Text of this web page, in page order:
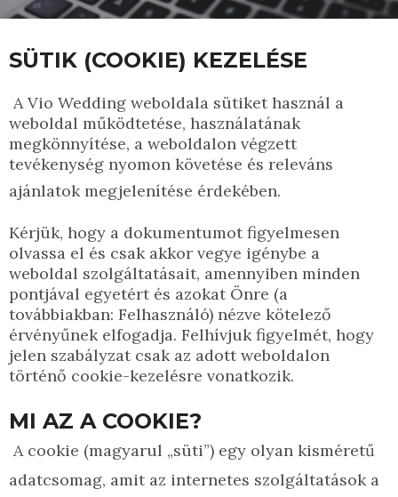
SÜTIK (COOKIE) KEZELÉSE
A Vio Wedding weboldala sütiket használ a
weboldal működtetése, használatának
megkönnyítése, a weboldalon végzett
tevékenység nyomon követése és releváns
ajánlatok megjelenítése érdekében.
Kérjük, hogy a dokumentumot figyelmesen
olvassa el és csak akkor vegye igénybe a
weboldal szolgáltatásait, amennyiben minden
pontjával egyetért és azokat Önre (a
továbbiakban: Felhasználó) nézve kötelező
érvényűnek elfogadja. Felhívjuk figyelmét, hogy
jelen szabályzat csak az adott weboldalon
történő cookie-kezelésre vonatkozik.
MI AZ A COOKIE?
A cookie (magyarul „süti”) egy olyan kisméretű
adatcsomag, amit az internetes szolgáltatások a